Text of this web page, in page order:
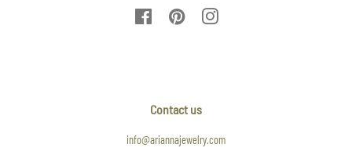
FacebookPinterestInstagram
Contact us
info@ariannajewelry.com